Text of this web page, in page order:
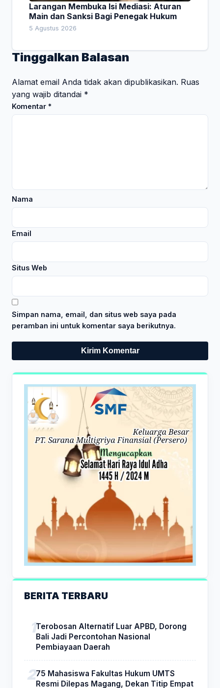
Larangan Membuka Isi Mediasi: Aturan
Main dan Sanksi Bagi Penegak Hukum
5 Agustus 2026
Tinggalkan Balasan
Alamat email Anda tidak akan dipublikasikan. Ruas
yang wajib ditandai *
Komentar *
Nama
Email
Situs Web
Simpan nama, email, dan situs web saya pada
peramban ini untuk komentar saya berikutnya.
BERITA TERBARU
Terobosan Alternatif Luar APBD, Dorong
Bali Jadi Percontohan Nasional
Pembiayaan Daerah
75 Mahasiswa Fakultas Hukum UMTS
Resmi Dilepas Magang, Dekan Titip Empat